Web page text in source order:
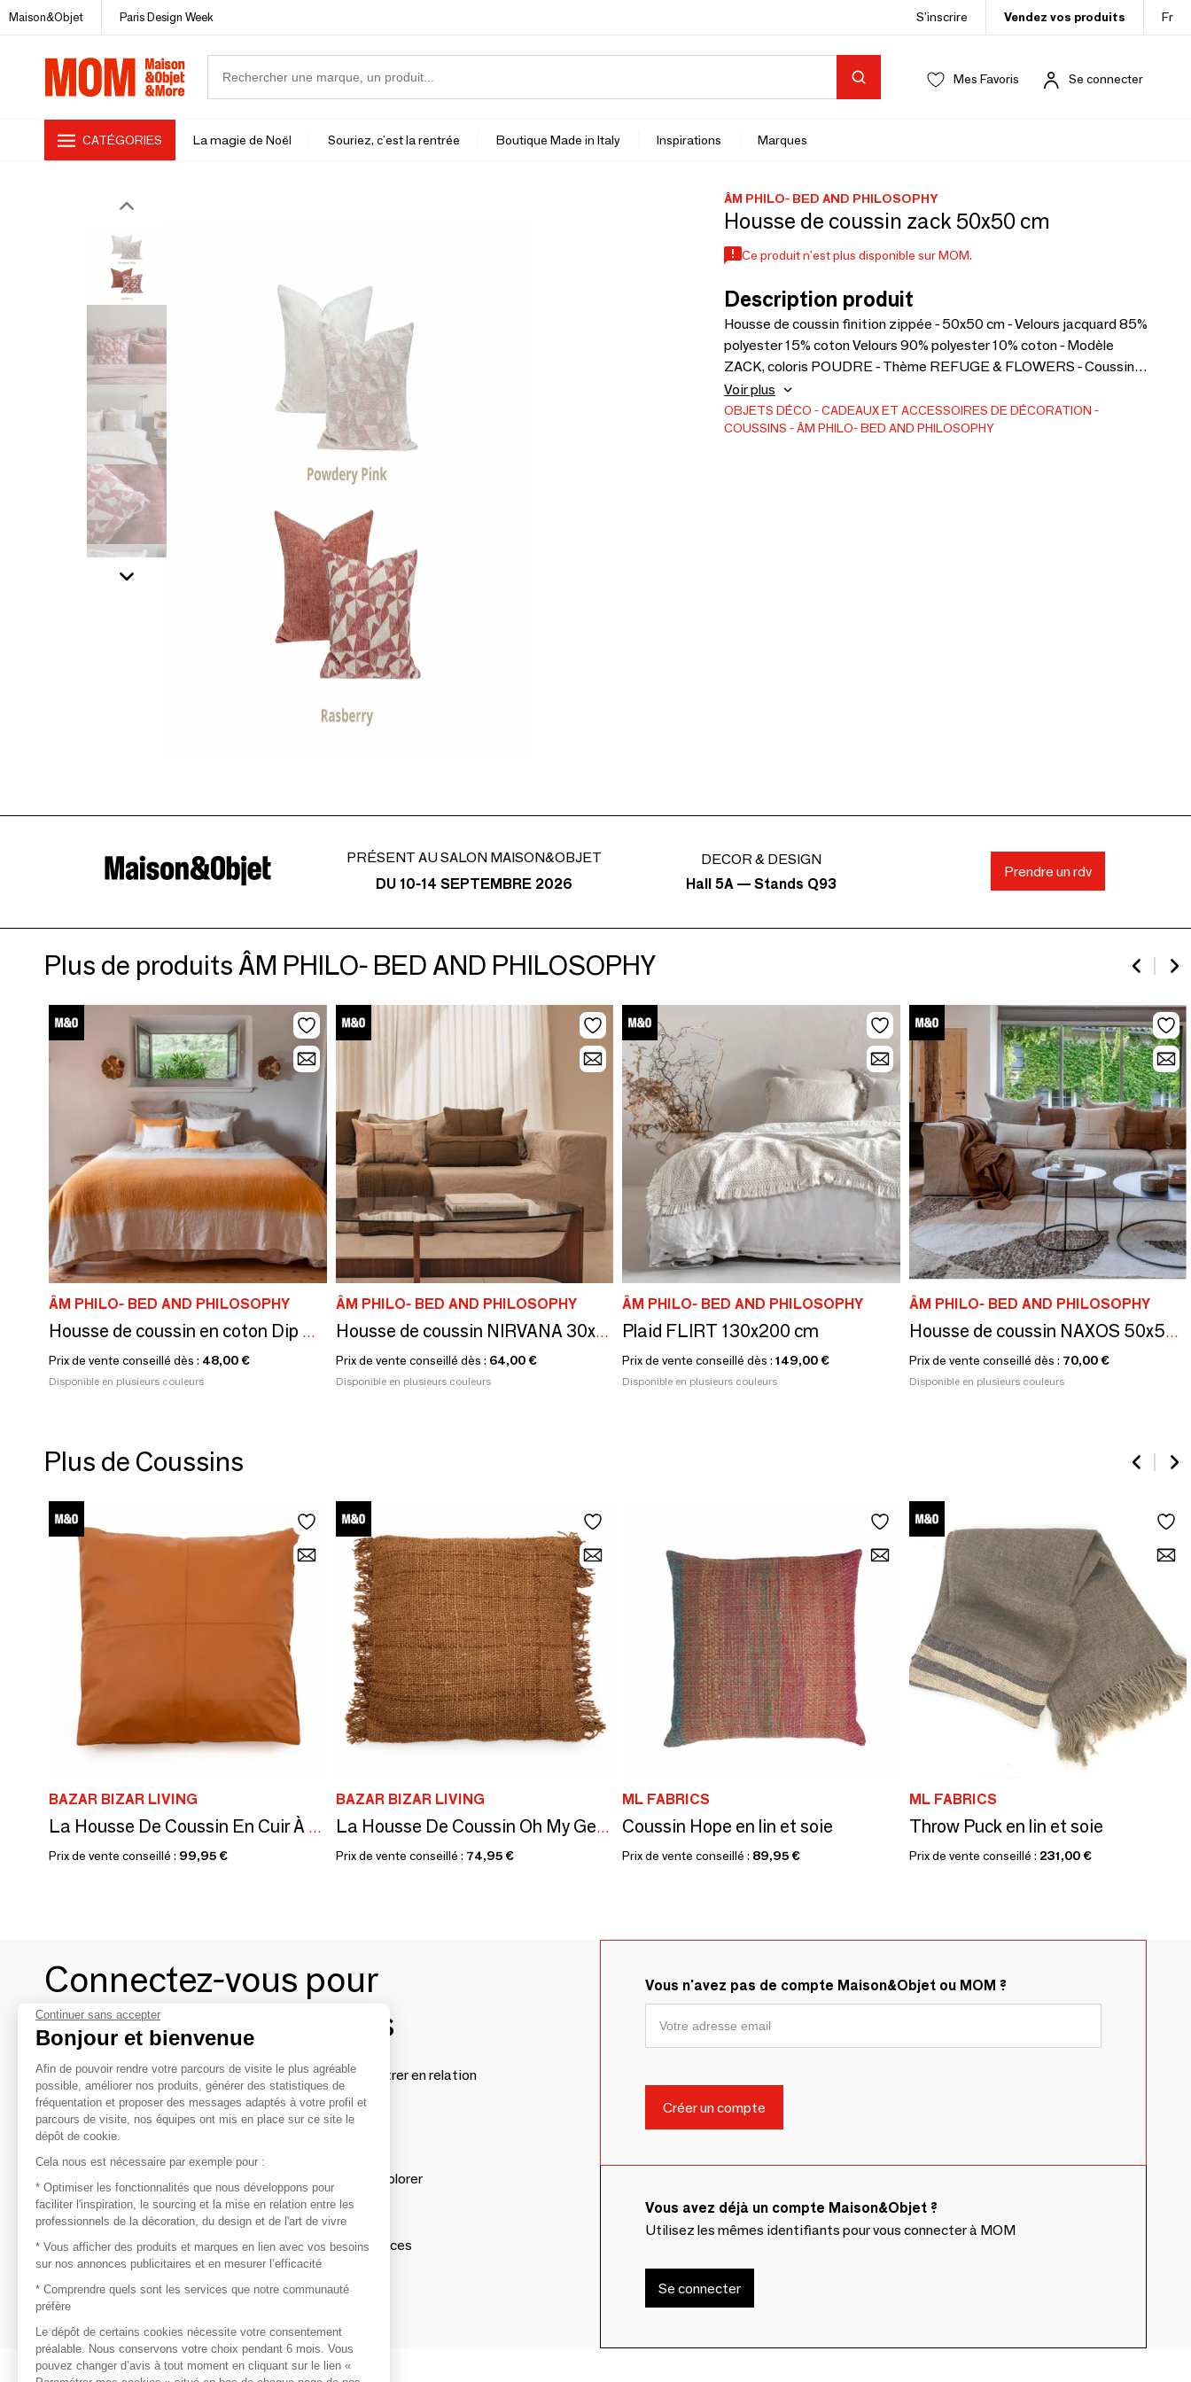
Maison&Objet Paris Design Week S’inscrire Vendez vos produits Fr
Mes Favoris Se connecter
CATÉGORIES La magie de Noël Souriez, c'est la rentrée Boutique Made in Italy Inspirations Marques
ÂM PHILO- BED AND PHILOSOPHY
Housse de coussin zack 50x50 cm
Ce produit n'est plus disponible sur MOM.
Description produit
Housse de coussin finition zippée - 50x50 cm - Velours jacquard 85%
polyester 15% coton Velours 90% polyester 10% coton - Modèle
ZACK, coloris POUDRE - Thème REFUGE & FLOWERS - Coussin
de remplissage compatible: INT5050 - Conseils: d'entretien: Lavage
à sec uniquement
Voir plus
OBJETS DÉCO
CADEAUX ET ACCESSOIRES DE DÉCORATION
COUSSINS
ÂM PHILO- BED AND PHILOSOPHY
PRÉSENT AU SALON MAISON&OBJET
DU 10-14 SEPTEMBRE 2026
DECOR & DESIGN
Hall 5A — Stands Q93
Prendre un rdv
Plus de produits ÂM PHILO- BED AND PHILOSOPHY
ÂM PHILO- BED AND PHILOSOPHY
Housse de coussin en coton Dip & Dye TALC 40x60 cm
Prix de vente conseillé dès : 48,00 €
Disponible en plusieurs couleurs
ÂM PHILO- BED AND PHILOSOPHY
Housse de coussin NIRVANA 30x70 cm
Prix de vente conseillé dès : 64,00 €
Disponible en plusieurs couleurs
ÂM PHILO- BED AND PHILOSOPHY
Plaid FLIRT 130x200 cm
Prix de vente conseillé dès : 149,00 €
Disponible en plusieurs couleurs
ÂM PHILO- BED AND PHILOSOPHY
Housse de coussin NAXOS 50x50 cm
Prix de vente conseillé dès : 70,00 €
Disponible en plusieurs couleurs
Plus de Coussins
BAZAR BIZAR LIVING
La Housse De Coussin En Cuir À Quatre Panneaux - Chameau - 60x60
Prix de vente conseillé : 99,95 €
BAZAR BIZAR LIVING
La Housse De Coussin Oh My Gee - Brun - 60x60
Prix de vente conseillé : 74,95 €
ML FABRICS
Coussin Hope en lin et soie
Prix de vente conseillé : 89,95 €
ML FABRICS
Throw Puck en lin et soie
Prix de vente conseillé : 231,00 €
Connectez-vous pour
contacter les marques
Afin de profiter au mieux de l'expérience MOM et de rentrer en relation
avec vos marques préférées, créez-vous un compte.
Découvrir
Les produits de milliers de fournisseurs à explorer
S'inspirer
Inspiration et sélections de produits tendances
Contacter
Vous n'avez pas de compte Maison&Objet ou MOM ?
Vous avez déjà un compte Maison&Objet ?
Utilisez les mêmes identifiants pour vous connecter à MOM
Se connecter
Continuer sans accepter
Bonjour et bienvenue
Afin de pouvoir rendre votre parcours de visite le plus agréable
possible, améliorer nos produits, générer des statistiques de
fréquentation et proposer des messages adaptés à votre profil et
parcours de visite, nos équipes ont mis en place sur ce site le
dépôt de cookie.
Cela nous est nécessaire par exemple pour :
* Optimiser les fonctionnalités que nous développons pour
faciliter l'inspiration, le sourcing et la mise en relation entre les
professionnels de la décoration, du design et de l'art de vivre
* Vous afficher des produits et marques en lien avec vos besoins
sur nos annonces publicitaires et en mesurer l’efficacité
* Comprendre quels sont les services que notre communauté
préfère
Le dépôt de certains cookies nécessite votre consentement
préalable. Nous conservons votre choix pendant 6 mois. Vous
pouvez changer d’avis à tout moment en cliquant sur le lien «